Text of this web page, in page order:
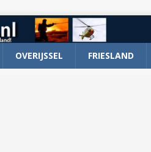
OVERIJSSEL FRIESLAND